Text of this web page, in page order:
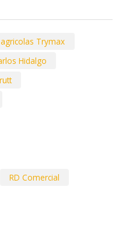
Trymax
Hidalgo
RD Comercial